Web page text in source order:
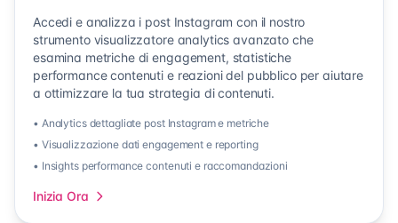
Accedi e analizza i post Instagram con il nostro
strumento visualizzatore analytics avanzato che
esamina metriche di engagement, statistiche
performance contenuti e reazioni del pubblico per aiutare
a ottimizzare la tua strategia di contenuti.
• Analytics dettagliate post Instagram e metriche
• Visualizzazione dati engagement e reporting
• Insights performance contenuti e raccomandazioni
Inizia Ora